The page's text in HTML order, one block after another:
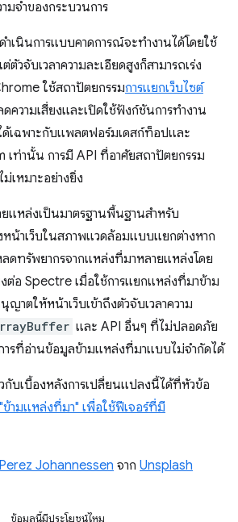
มจำของกระบวนการ
ำเนินการแบบคาดการณ์จะทำงานได้โดยใช้
วจับเวลาความละเอียดสูงก็สามารถเร่ง
ใช้สถาปัตยกรรมการแยกเว็บไซต์
ความเสี่ยงและเปิดใช้ฟังก์ชันการทำงาน
ด้เฉพาะกับแพลตฟอร์มเดสก์ท็อปและ
เท่านั้น การมี API ที่อาศัยสถาปัตยกรรม
เหมาะอย่างยิ่ง
แหล่งเป็นมาตรฐานพื้นฐานสำหรับ
หน้าเว็บในสภาพแวดล้อมแบบแยกต่างหาก
ลดทรัพยากรจากแหล่งที่มาหลายแหล่งโดย
ต่อ Spectre เมื่อใช้การแยกแหล่งที่มาข้าม
ญาตให้หน้าเว็บเข้าถึงตัวจับเวลาความ
และ API อื่นๆ ที่ไม่ปลอดภัย
รที่อ่านข้อมูลข้ามแหล่งที่มาแบบไม่จำกัดได้
กับเบื้องหลังการเปลี่ยนแปลงนี้ได้ที่หัวข้อ
ามแหล่งที่มา" เพื่อใช้ฟีเจอร์ที่มี
Johannessen จาก Unsplash
ข้อมูลนี้มีประโยชน์ไหม